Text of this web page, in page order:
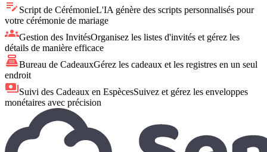
edit_note Script de CérémonieL'IA génère des scripts personnalisés pour
votre cérémonie de mariage
groupsGestion des InvitésOrganisez les listes d'invités et gérez les
détails de manière efficace
point_of_saleBureau de CadeauxGérez les cadeaux et les registres en un seul
endroit
paymentsSuivi des Cadeaux en EspècesSuivez et gérez les enveloppes
monétaires avec précision